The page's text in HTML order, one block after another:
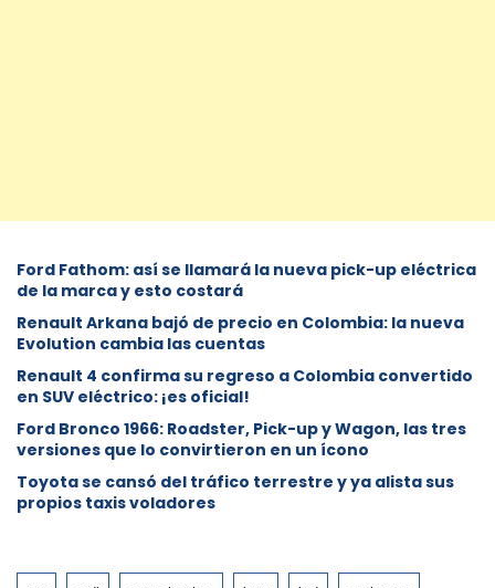
Ford Fathom: así se llamará la nueva pick-up eléctrica
de la marca y esto costará
Renault Arkana bajó de precio en Colombia: la nueva
Evolution cambia las cuentas
Renault 4 confirma su regreso a Colombia convertido
en SUV eléctrico: ¡es oficial!
Ford Bronco 1966: Roadster, Pick-up y Wagon, las tres
versiones que lo convirtieron en un ícono
Toyota se cansó del tráfico terrestre y ya alista sus
propios taxis voladores